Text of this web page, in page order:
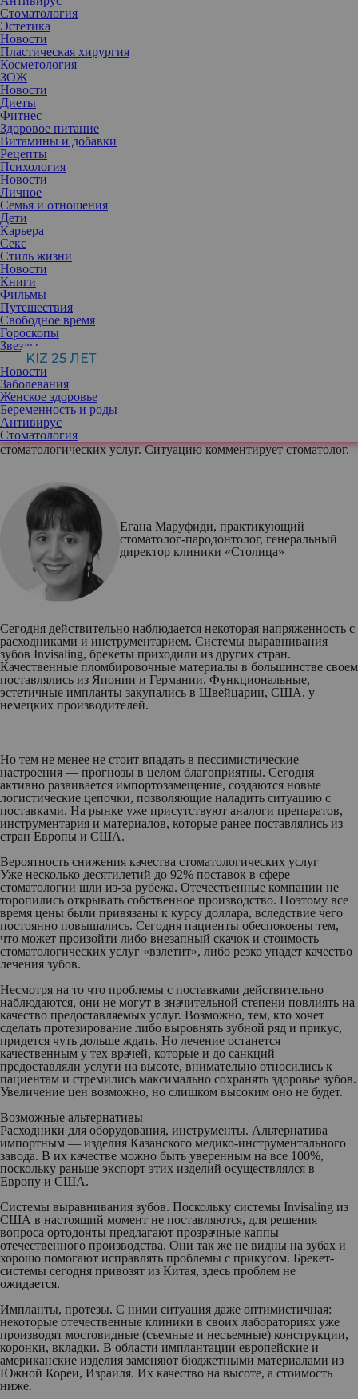
Стоматология
Эстетика
Новости
Пластическая хирургия
Косметология
ЗОЖ
Новости
Диеты
Фитнес
Здоровое питание
Витамины и добавки
Рецепты
Психология
Новости
Личное
Семья и отношения
Дети
Карьера
Секс
Стиль жизни
Новости
Книги
Фильмы
Путешествия
Свободное время
Гороскопы
Звезды
KIZ 25 ЛЕТ
Новости
Заболевания
Женское здоровье
Беременность и роды
Антивирус
Стоматология
Стоматология, наверное, одна из самых зависимых от импорта
отраслей. Многие препараты, оборудование и материалы
поставлялись из-за рубежа и сейчас поставки стали недоступны.
Медики ищут варианты выхода из положения, а пациенты
всерьез озабочены возможным снижением качества
стоматологических услуг. Ситуацию комментирует стоматолог.
Егана Маруфиди, практикующий
стоматолог-пародонтолог, генеральный
директор клиники «Столица»
Сегодня действительно наблюдается некоторая напряженность с
расходниками и инструментарием. Системы выравнивания
зубов Invisaling, брекеты приходили из других стран.
Качественные пломбировочные материалы в большинстве своем
поставлялись из Японии и Германии. Функциональные,
эстетичные импланты закупались в Швейцарии, США, у
немецких производителей.
Но тем не менее не стоит впадать в пессимистические
настроения — прогнозы в целом благоприятны. Сегодня
активно развивается импортозамещение, создаются новые
логистические цепочки, позволяющие наладить ситуацию с
поставками. На рынке уже присутствуют аналоги препаратов,
инструментария и материалов, которые ранее поставлялись из
стран Европы и США.
Вероятность снижения качества стоматологических услуг
Уже несколько десятилетий до 92% поставок в сфере
стоматологии шли из-за рубежа. Отечественные компании не
торопились открывать собственное производство. Поэтому все
время цены были привязаны к курсу доллара, вследствие чего
постоянно повышались. Сегодня пациенты обеспокоены тем,
что может произойти либо внезапный скачок и стоимость
стоматологических услуг «взлетит», либо резко упадет качество
лечения зубов.
Несмотря на то что проблемы с поставками действительно
наблюдаются, они не могут в значительной степени повлиять на
качество предоставляемых услуг. Возможно, тем, кто хочет
сделать протезирование либо выровнять зубной ряд и прикус,
придется чуть дольше ждать. Но лечение останется
качественным у тех врачей, которые и до санкций
предоставляли услуги на высоте, внимательно относились к
пациентам и стремились максимально сохранять здоровье зубов.
Увеличение цен возможно, но слишком высоким оно не будет.
Возможные альтернативы
Расходники для оборудования, инструменты. Альтернатива
импортным — изделия Казанского медико-инструментального
завода. В их качестве можно быть уверенным на все 100%,
поскольку раньше экспорт этих изделий осуществлялся в
Европу и США.
Системы выравнивания зубов. Поскольку системы Invisaling из
США в настоящий момент не поставляются, для решения
вопроса ортодонты предлагают прозрачные каппы
отечественного производства. Они так же не видны на зубах и
хорошо помогают исправлять проблемы с прикусом. Брекет-
системы сегодня привозят из Китая, здесь проблем не
ожидается.
Импланты, протезы. С ними ситуация даже оптимистичная:
некоторые отечественные клиники в своих лабораториях уже
производят мостовидные (съемные и несъемные) конструкции,
коронки, вкладки. В области имплантации европейские и
американские изделия заменяют бюджетными материалами из
Южной Кореи, Израиля. Их качество на высоте, а стоимость
ниже.